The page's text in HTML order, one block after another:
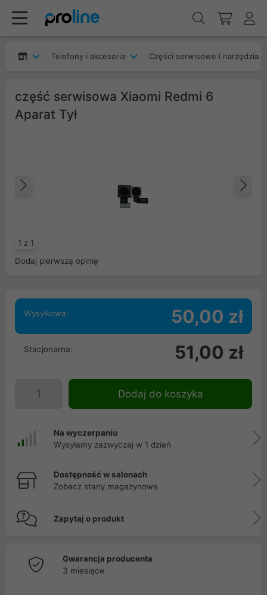
Telefony i akcesoria Części serwisowe i narzędzia
część serwisowa Xiaomi Redmi 6
Aparat Tył
1 z 1
Dodaj pierwszą opinię
Wysyłkowa: 50,00 zł
Stacjonarna: 51,00 zł
Dodaj do koszyka
Na wyczerpaniu
Wysyłamy zazwyczaj w 1 dzień
Dostępność w salonach
Zobacz stany magazynowe
Zapytaj o produkt
Gwarancja producenta
3 miesiące